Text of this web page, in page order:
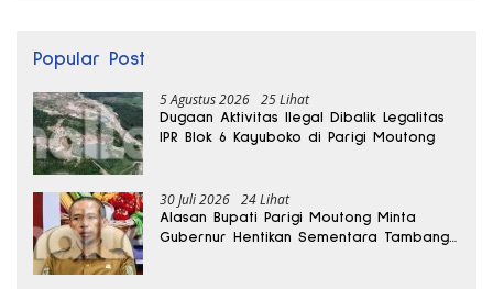
Popular Post
5 Agustus 2026 25 Lihat
Dugaan Aktivitas Ilegal Dibalik Legalitas
IPR Blok 6 Kayuboko di Parigi Moutong
30 Juli 2026 24 Lihat
Alasan Bupati Parigi Moutong Minta
Gubernur Hentikan Sementara Tambang